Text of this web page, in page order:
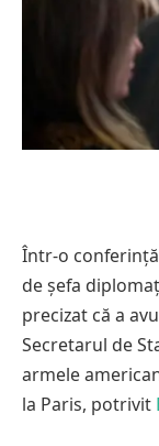
Într-o
de șefa
precizat că a
Secretarul de
armele
la Paris, potrivit